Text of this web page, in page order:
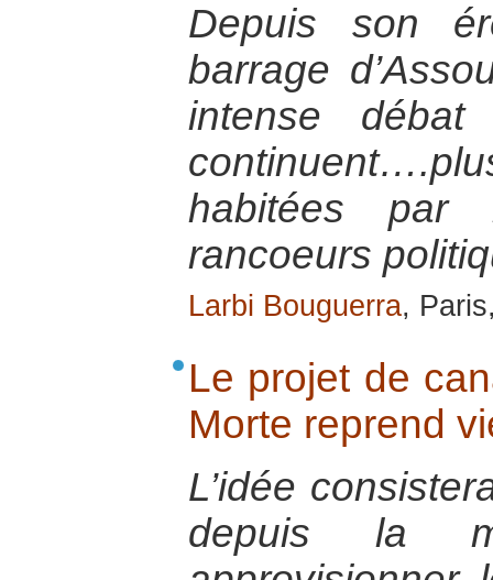
Depuis son
barrage
intense
habitées
rancoeurs
Larbi Bouguerra,
Le projet de
Morte reprend
L’idée
depuis la